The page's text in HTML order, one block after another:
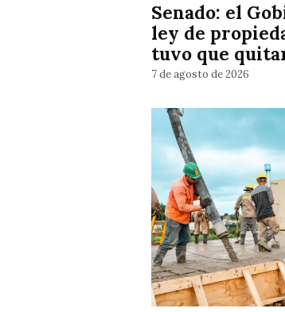
Senado: el
ley de
tuvo que
7 de agosto de 2026